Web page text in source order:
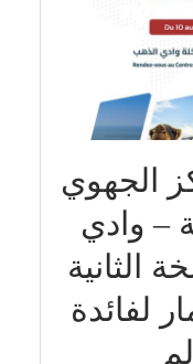
الجهوي
– وادي
الثانية
لفائدة